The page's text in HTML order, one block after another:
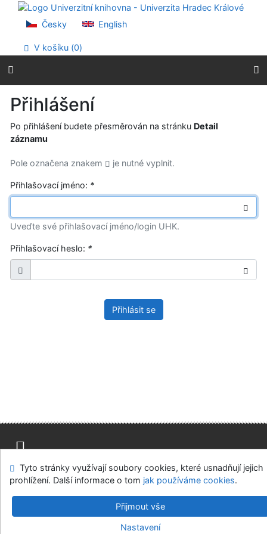
Přejít na obsah
Přejít na menu
Prohlášení o webové přístupnosti
Česky English
V košíku (0)
Přihlášení
Po přihlášení budete přesměrován na stránku Detail
záznamu
Pole označena znakem je nutné vyplnit.
Přihlašovací jméno: *
Uveďte své přihlašovací jméno/login UHK.
Přihlašovací heslo: *
Přihlásit se
Mapa stránek Přístupnost
Soukromí
Modul OpenSearch
Napište nám Nastavení cookies
Univerzitní knihovna - Univerzita Hradec Králové
v.4.8.63a-Cosmotron Bohemia, s.r.o.
Tyto stránky využívají soubory cookies, které usnadňují jejich
prohlížení. Další informace o tom jak používáme cookies.
Přijmout vše
Nastavení